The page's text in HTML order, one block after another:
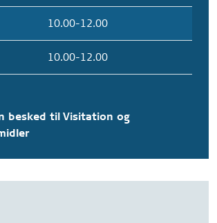
10.00-12.00
10.00-12.00
besked til Visitation og